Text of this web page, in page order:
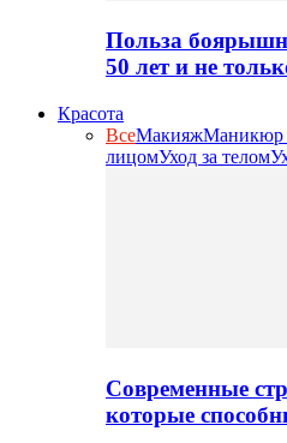
Польза
50 лет и не
Красота
ВсеМакияжМаникюр
лицомУход за телом
Современные
которые